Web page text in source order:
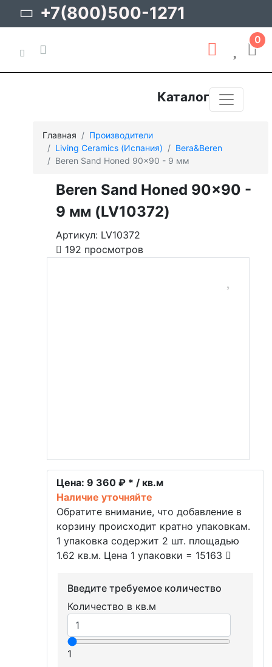
+7(800)500-1271
0
Каталог
Главная
Производители
Living Ceramics (Испания)
Bera&Beren
Beren Sand Honed 90x90 - 9 мм
Beren Sand Honed 90x90 -
9 мм (LV10372)
Артикул: LV10372
192 просмотров
Цена: 9 360 ₽ * / кв.м
Наличие уточняйте
Обратите внимание, что добавление в
корзину происходит кратно упаковкам.
1 упаковка содержит 2 шт. площадью
1.62 кв.м. Цена 1 упаковки = 15163
Введите требуемое количество
Количество в кв.м
1